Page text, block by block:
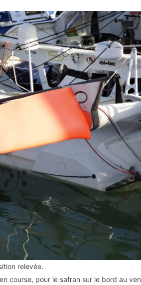
relevée.
course, pour le safran sur le bord au